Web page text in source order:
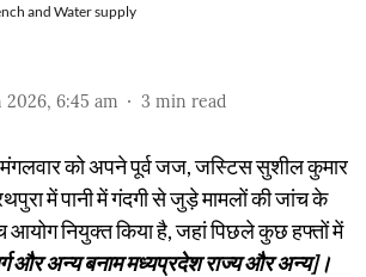
and Water supply
2026, 6:45 am 3 min read
मंगलवार को अपने पूर्व जज, जस्टिस सुशील कुमार
में पानी में गंदगी से जुड़े मामलों की जांच के
आयोग नियुक्त किया है, जहां पिछले कुछ हफ्तों में
और अन्य बनाम मध्यप्रदेश राज्य और अन्य]।